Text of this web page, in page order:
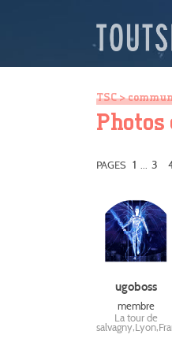
TSC>
PAGES 1 ... 3
ugoboss
membre
La tour de